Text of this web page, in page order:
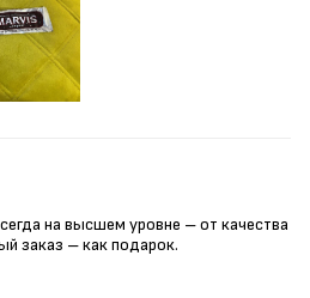
на высшем уровне – от качества
заказ – как подарок.